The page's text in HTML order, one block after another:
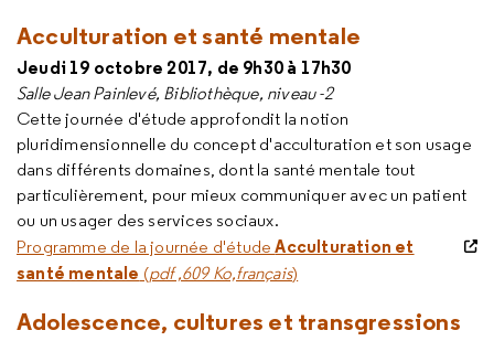
Acculturation et santé mentale
Jeudi 19 octobre 2017, de 9h30 à 17h30
Salle Jean Painlevé, Bibliothèque, niveau -2
Cette journée d'étude approfondit la notion
pluridimensionnelle du concept d'acculturation et son usage
dans différents domaines, dont la santé mentale tout
particulièrement, pour mieux communiquer avec un patient
ou un usager des services sociaux.
Programme de la journée d'étudeAcculturation et
santé mentale (pdf ,609 Ko,français)
Adolescence, cultures et transgressions